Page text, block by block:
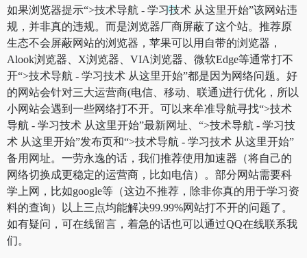
如果浏览器提示“>技术导航 - 学习技术 从这里开始”该网站违
规，并非真的违规。而是浏览器厂商屏蔽了这个站。推荐原
生态不会屏蔽网站的浏览器，苹果可以用自带的浏览器，
Alook浏览器、X浏览器、VIA浏览器、微软Edge等通常打不
开“>技术导航 - 学习技术 从这里开始”都是因为网络问题。好
的网站会针对三大运营商(电信、移动、联通)进行优化，所以
小网站会遇到一些网络打不开。可以来牟准导航寻找“>技术
导航 - 学习技术 从这里开始”最新网址、“>技术导航 - 学习技
术 从这里开始”发布页和“>技术导航 - 学习技术 从这里开始”
备用网址。一劳永逸的话，我们推荐使用加速器（将自己的
网络切换成更稳定的运营商，比如电信）。部分网站需要科
学上网，比如google等（这边不推荐，除非你真的用于学习资
料的查询）以上三点均能解决99.99%网站打不开的问题了。
如有疑问，可在线留言，着急的话也可以通过QQ在线联系我
们。